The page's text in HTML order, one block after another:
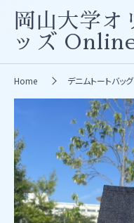
岡山大学オ
ッズ
Home デニムトートバッグ